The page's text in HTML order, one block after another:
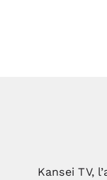
Kansei TV,